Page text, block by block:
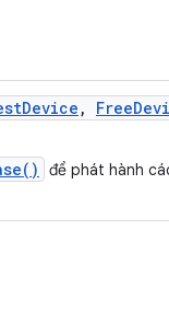
Device , Free
để phát hành